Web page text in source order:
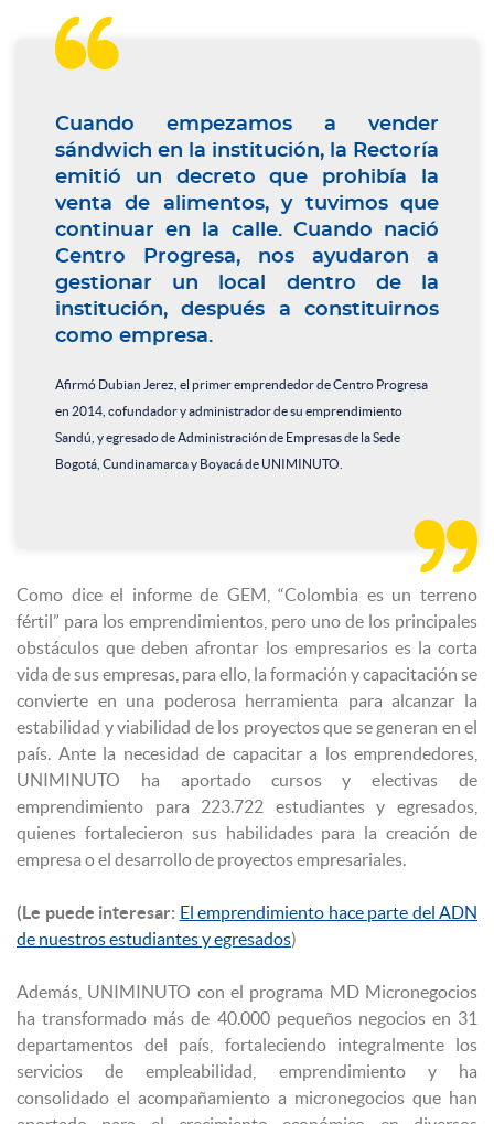

Cuando empezamos a vender
sándwich en la institución, la Rectoría
emitió un decreto que prohibía la
venta de alimentos, y tuvimos que
continuar en la calle. Cuando nació
Centro Progresa, nos ayudaron a
gestionar un local dentro de la
institución, después a constituirnos
como empresa.
Afirmó Dubian Jerez, el primer emprendedor de Centro Progresa
en 2014, cofundador y administrador de su emprendimiento
Sandú, y egresado de Administración de Empresas de la Sede
Bogotá, Cundinamarca y Boyacá de UNIMINUTO.

Como dice el informe de GEM, “Colombia es un terreno
fértil” para los emprendimientos, pero uno de los principales
obstáculos que deben afrontar los empresarios es la corta
vida de sus empresas, para ello, la formación y capacitación se
convierte en una poderosa herramienta para alcanzar la
estabilidad y viabilidad de los proyectos que se generan en el
país. Ante la necesidad de capacitar a los emprendedores,
UNIMINUTO ha aportado cursos y electivas de
emprendimiento para 223.722 estudiantes y egresados,
quienes fortalecieron sus habilidades para la creación de
empresa o el desarrollo de proyectos empresariales.
(Le puede interesar: El emprendimiento hace parte del ADN
de nuestros estudiantes y egresados)
Además, UNIMINUTO con el programa MD Micronegocios
ha transformado más de 40.000 pequeños negocios en 31
departamentos del país, fortaleciendo integralmente los
servicios de empleabilidad, emprendimiento y ha
consolidado el acompañamiento a micronegocios que han